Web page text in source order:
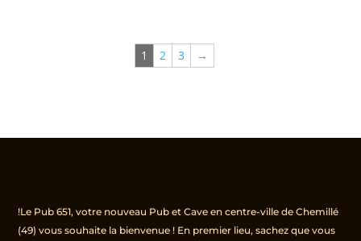
1 2 3 →
!Le Pub 651, votre nouveau Pub et Cave en centre-ville de Chemillé
(49) vous souhaite la bienvenue ! En premier lieu, sachez que vous